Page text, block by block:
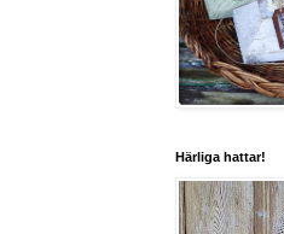
Härliga hattar!